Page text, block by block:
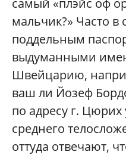
самый «плэйс оф
мальчик?» Часто в
поддельным
выдуманными
Швейцарию,
ваш ли Йозеф
по адресу г.
среднего
оттуда отвечают,